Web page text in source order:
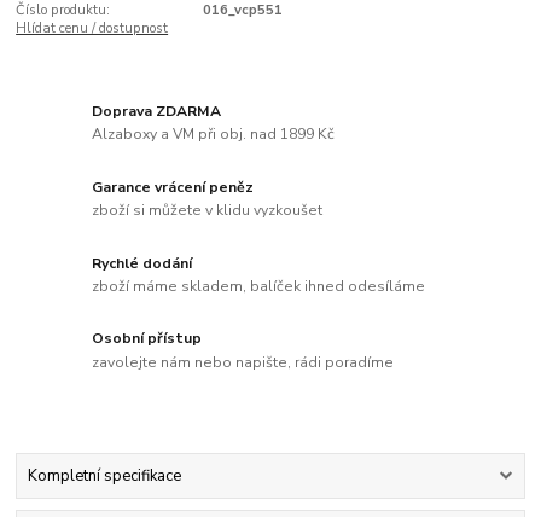
Číslo produktu:
016_vcp551
Hlídat cenu / dostupnost
Doprava ZDARMA
Alzaboxy a VM při obj. nad 1899 Kč
Garance vrácení peněz
zboží si můžete v klidu vyzkoušet
Rychlé dodání
zboží máme skladem, balíček ihned odesíláme
Osobní přístup
zavolejte nám nebo napište, rádi poradíme
Kompletní specifikace